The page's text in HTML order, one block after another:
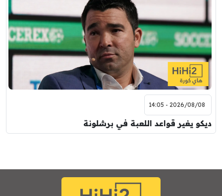
2026/08/08 - 14:05
ديكو يغير قواعد اللعبة في برشلونة